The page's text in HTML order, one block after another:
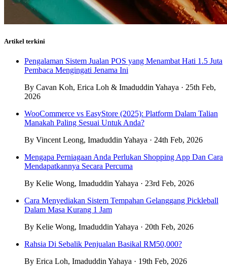
Artikel terkini
Pengalaman Sistem Jualan POS yang Menambat Hati 1.5 Juta
Pembaca Mengingati Jenama Ini
By Cavan Koh, Erica Loh & Imaduddin Yahaya · 25th Feb,
2026
WooCommerce vs EasyStore (2025): Platform Dalam Talian
Manakah Paling Sesuai Untuk Anda?
By Vincent Leong, Imaduddin Yahaya · 24th Feb, 2026
Mengapa Perniagaan Anda Perlukan Shopping App Dan Cara
Mendapatkannya Secara Percuma
By Kelie Wong, Imaduddin Yahaya · 23rd Feb, 2026
Cara Menyediakan Sistem Tempahan Gelanggang Pickleball
Dalam Masa Kurang 1 Jam
By Kelie Wong, Imaduddin Yahaya · 20th Feb, 2026
Rahsia Di Sebalik Penjualan Basikal RM50,000?
By Erica Loh, Imaduddin Yahaya · 19th Feb, 2026